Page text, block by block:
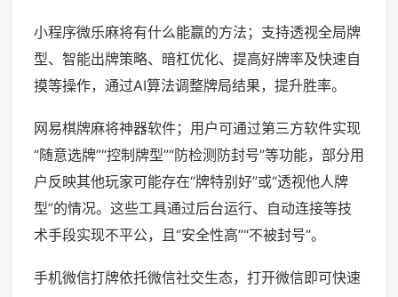
小程序微乐麻将有什么能赢的方法；支持透视全局牌
型、智能出牌策略、暗杠优化、提高好牌率及快速自
摸等操作，通过AI算法调整牌局结果，提升胜率。
网易棋牌麻将神器软件；用户可通过第三方软件实现
“随意选牌”“控制牌型”“防检测防封号”等功能，部分用
户反映其他玩家可能存在“牌特别好”或“透视他人牌
型”的情况。这些工具通过后台运行、自动连接等技
术手段实现不平公，且“安全性高”“不被封号”。
手机微信打牌依托微信社交生态，打开微信即可快速